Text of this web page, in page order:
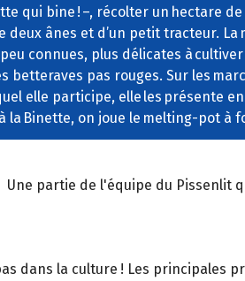
qui bine ! –, récolter un hectare
deux ânes et d’un petit tracteur.
connues, plus délicates à
betteraves pas rouges. Sur les
elle participe, elle les présente
la Binette, on joue le melting-pot à
Une partie de l'équipe du Pissenlit
dans la culture ! Les